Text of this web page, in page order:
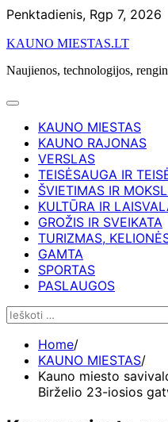
Skip
content
Penktadienis, Rgp 7, 2026
KAUNO MIESTAS.LT
Naujienos, technologijos,
KAUNO MIESTAS
KAUNO RAJONAS
VERSLAS
TEISĖSAUGA IR
ŠVIETIMAS IR
KULTŪRA IR
GROŽIS IR SVEIKATA
TURIZMAS,
GAMTA
SPORTAS
PASLAUGOS
Ieškoti:
Home
KAUNO MIESTAS
Kauno miesto
Birželio 23-iosios